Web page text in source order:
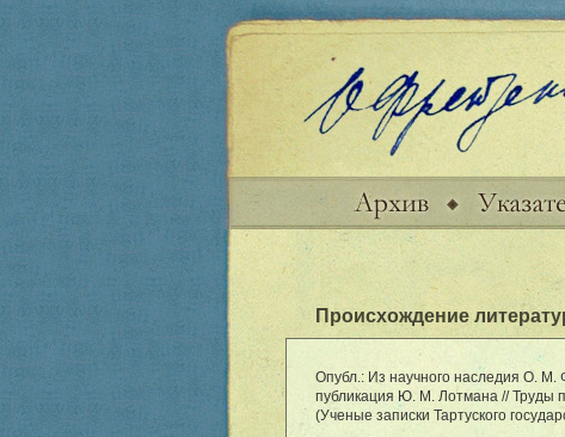
Происхождение
Опубл.: Из научного наследия О. М.
публикация Ю. М. Лотмана // Труды
(Ученые записки Тартуского